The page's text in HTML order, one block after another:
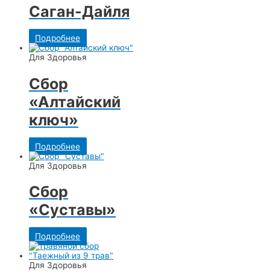
Саган-Дайля
Подробнее
Для Здоровья
Сбор
«Алтайский
ключ»
Подробнее
Для Здоровья
Сбор
«Суставы»
Подробнее
Для Здоровья